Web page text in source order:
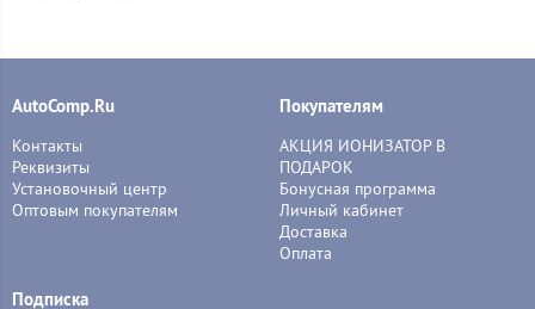
AutoComp.Ru
Контакты
Реквизиты
Установочный центр
Оптовым покупателям
Покупателям
АКЦИЯ ИОНИЗАТОР В
ПОДАРОК
Бонусная программа
Личный кабинет
Доставка
Оплата
Подписка